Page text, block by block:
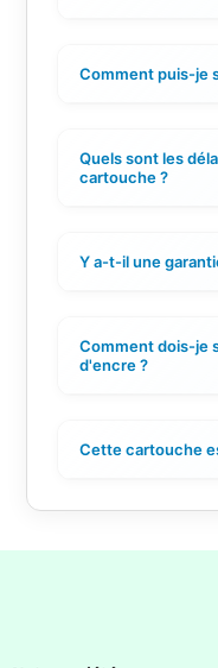
Comment puis-je
Quels sont les
cartouche ?
Y a-t-il une
Comment dois-je
d'encre ?
Cette cartouche